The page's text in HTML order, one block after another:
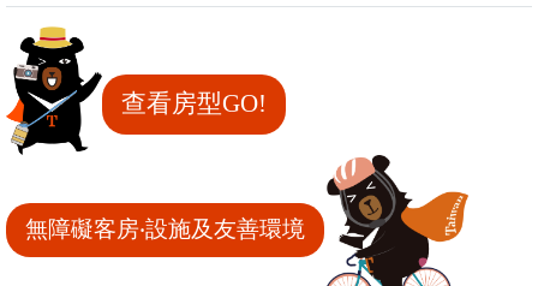
查看房型GO!
無障礙客房‧設施及友善環境